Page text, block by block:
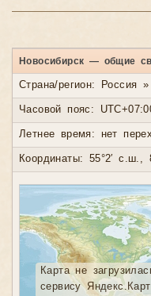
Новосибирск — общие
Страна/регион: Россия
Часовой пояс:
Летнее время: нет
Координаты: 55°2′ с.ш.,
Карта не
сервису